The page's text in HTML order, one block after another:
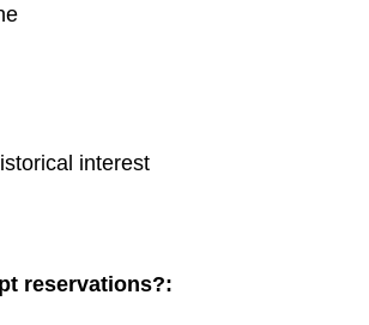
interest
reservations?: